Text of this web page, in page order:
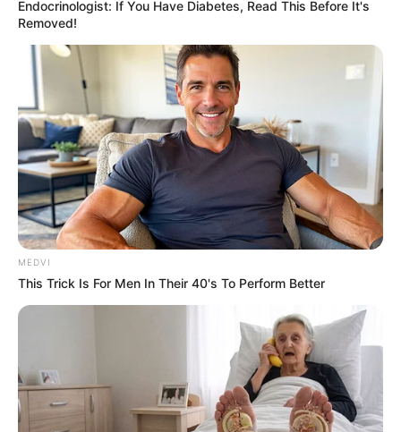
Endocrinologist: If You Have Diabetes, Read This Before It's
Removed!
MEDVI
This Trick Is For Men In Their 40's To Perform Better